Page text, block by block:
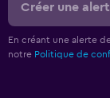
Créer une
En créant une alerte
notre Politique de